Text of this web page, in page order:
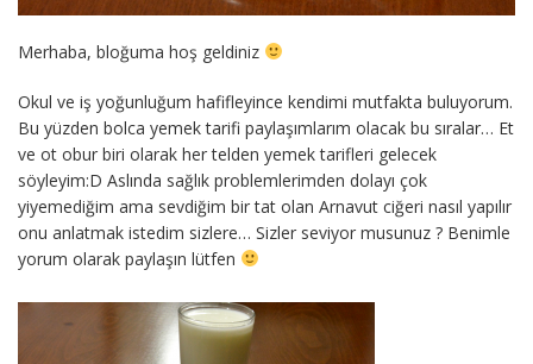
Merhaba, bloğuma hoş geldiniz
Okul ve iş yoğunluğum hafifleyince kendimi mutfakta buluyorum.
Bu yüzden bolca yemek tarifi paylaşımlarım olacak bu sıralar… Et
ve ot obur biri olarak her telden yemek tarifleri gelecek
söyleyim:D Aslında sağlık problemlerimden dolayı çok
yiyemediğim ama sevdiğim bir tat olan Arnavut ciğeri nasıl yapılır
onu anlatmak istedim sizlere… Sizler seviyor musunuz ? Benimle
yorum olarak paylaşın lütfen